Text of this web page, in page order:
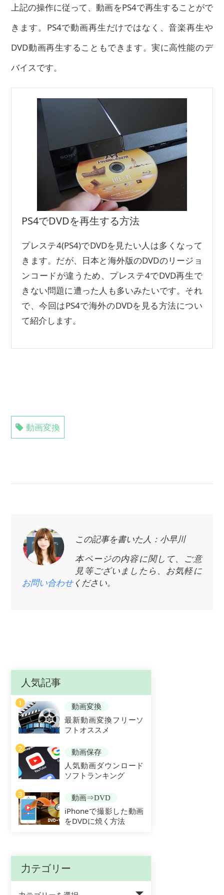
上記の操作に従って、動画をPS4で再生することがで
きます。PS4で動画再生だけではなく、音楽再生や
DVD動画再生することもできます。実に高性能のデ
バイスです。
PS4でDVDを再生する方法
プレステ4(PS4)でDVDを見たい人は多くなって
きます。だが、日本と海外版のDVDのリージョ
ンコードが違うため、プレステ4でDVD再生で
きない問題に遭った人も多いみたいです。それ
で、今回はPS4で海外のDVDを見る方法につい
て紹介します。
動画変換
この記事を書いた人：小早川
本ページの内容に関して、ご意
見等ございましたら、お気軽に
お問い合わせください。
人気記事
1 動画変換
最新動画変換フリーソ
フトオススメ
2
動画保存
人気動画ダウンロード
ソフトランキング
3
動画⇒DVD
iPhoneで撮影した動画
をDVDに焼く方法
力テゴリー